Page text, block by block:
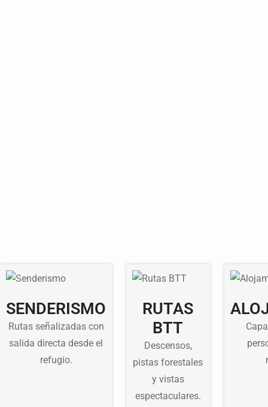
SENDERISMO
Rutas señalizadas con
salida directa desde el
refugio.
RUTAS
BTT
Descensos,
pistas forestales
y vistas
espectaculares.